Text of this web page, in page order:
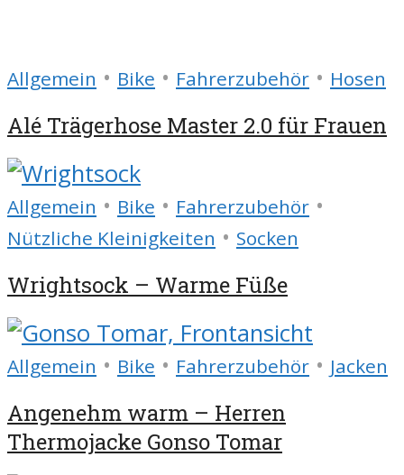
Allgemein • Bike • Fahrerzubehör • Hosen
Alé Trägerhose Master 2.0 für Frauen
Allgemein • Bike • Fahrerzubehör •
Nützliche Kleinigkeiten • Socken
Wrightsock – Warme Füße
Allgemein • Bike • Fahrerzubehör • Jacken
Angenehm warm – Herren
Thermojacke Gonso Tomar